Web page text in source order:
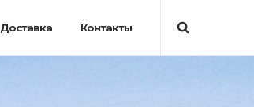
Доставка Контакты